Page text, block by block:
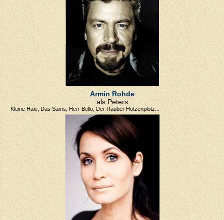
Armin Rohde
als Peters
Kleine Haie, Das Sams, Herr Bello, Der Räuber Hotzenplotz...